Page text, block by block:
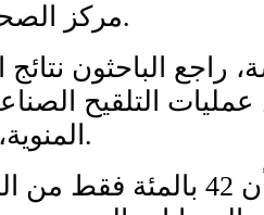
مركز الصحة الإنجابية والجينية.
راجع الباحثون
من عمليات التلقيح
المنوية، أجريت في العيادة.